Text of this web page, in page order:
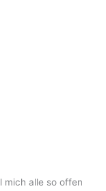
mich alle so offen